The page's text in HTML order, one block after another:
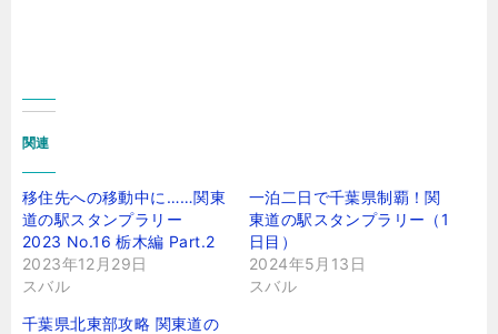
関連
移住先への移動中に……関東
道の駅スタンプラリー
2023 No.16 栃木編 Part.2
2023年12月29日
スバル
一泊二日で千葉県制覇！関
東道の駅スタンプラリー（1
日目）
2024年5月13日
スバル
千葉県北東部攻略 関東道の